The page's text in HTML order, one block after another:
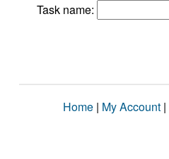
Task name:
Home | My Account |